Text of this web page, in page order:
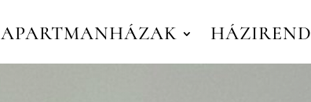
APARTMANHÁZAK HÁZIREND